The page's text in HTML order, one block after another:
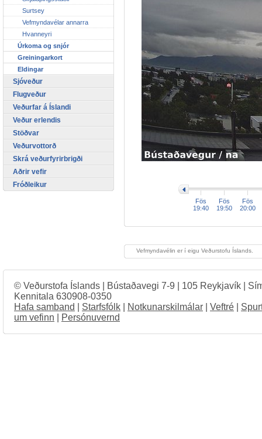
Fös
19:40
Fös
19:50
Fös
20:00
Vefmyndavélin er í eigu Veðurstofu Íslands.
Surtsey
Vefmyndavélar annarra
Hvanneyri
Úrkoma og snjór
Greiningarkort
Eldingar
Sjóveður
Flugveður
Veðurfar á Íslandi
Veður erlendis
Stöðvar
Veðurvottorð
Skrá veðurfyrirbrigði
Aðrir vefir
Fróðleikur
© Veðurstofa Íslands | Bústaðavegi 7-9 | 105 Reykjavík |
Kennitala 630908-0350
Hafa samband
Starfsfólk Notkunarskilmálar Veftré
um vefinn
Persónuvernd